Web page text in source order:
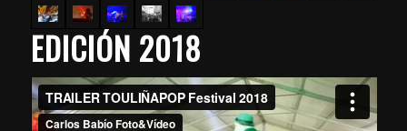
EDICIÓN 2018